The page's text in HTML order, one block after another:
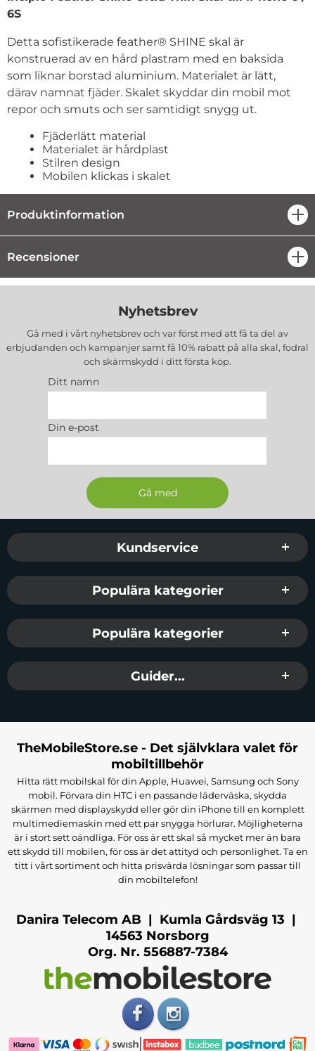
6S
Detta sofistikerade feather® SHINE skal är
konstruerad av en hård plastram med en baksida
som liknar borstad aluminium. Materialet är lätt,
därav namnat fjäder. Skalet skyddar din mobil mot
repor och smuts och ser samtidigt snygg ut.
Fjäderlätt material
Materialet är hårdplast
Stilren design
Mobilen klickas i skalet
Produktinformation
Recensioner
Nyhetsbrev
Gå med i vårt nyhetsbrev och var först med att få ta del av
erbjudanden och kampanjer samt få 10% rabatt på alla skal, fodral
och skärmskydd i ditt första köp.
Ditt namn
Din e-post
Sidfot Blandad info och länkar
Kundservice
Populära kategorier
Populära kategorier
Guider...
TheMobileStore.se - Det självklara valet för
mobiltillbehör
Hitta rätt mobilskal för din Apple, Huawei, Samsung och Sony
mobil. Förvara din HTC i en passande läderväska, skydda
skärmen med displayskydd eller gör din iPhone till en komplett
multimediemaskin med ett par snygga hörlurar. Möjligheterna
är i stort sett oändliga. För oss är ett skal så mycket mer än bara
ett skydd till mobilen, för oss är det attityd och personlighet. Ta en
titt i vårt sortiment och hitta prisvärda lösningar som passar till
din mobiltelefon!
Danira Telecom AB | Kumla Gårdsväg 13 |
14563 Norsborg
Org. Nr. 556887-7384